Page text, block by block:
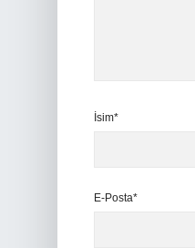
İsim*
E-Posta*